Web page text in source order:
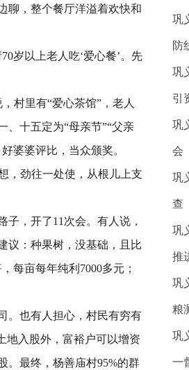
聊，整个餐厅洋溢着欢快和
岁以上老人吃‘爱心餐’。先
村里有“爱心茶馆”，老人
、十五定为“母亲节”“父亲
婆婆评比，当众颁奖。
，劲往一处使，从根儿上支
，开了11次会。有人说，
议：种果树，没基础，且比
每亩每年纯利7000多元；
也有人担心，村民有穷有
地入股外，富裕户可以增资
。最终，杨善庙村95%的群
巩
防
巩
引
巩
会
巩
查
巩
推
巩
粮
巩
一